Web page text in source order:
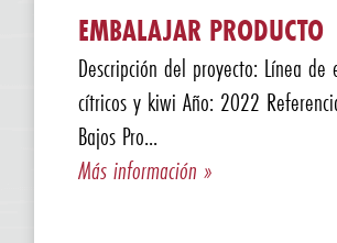
EMBALAJAR PRODUCTO
Descripción del proyecto: Línea de
cítricos y kiwi Año: 2022
Bajos Pro...
Más información »